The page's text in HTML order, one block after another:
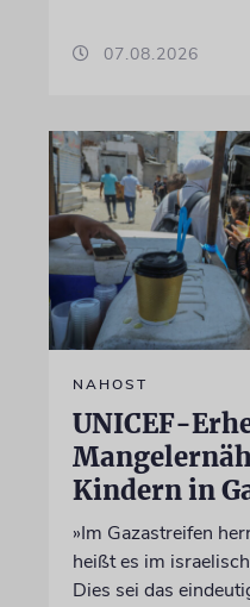
07.08.2026
NAHOST
UNICEF-
Kindern in
»Im Gazastreifen
heißt es im
Dies sei das